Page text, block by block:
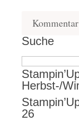
Suche
Suchen
nach:
Herbst-/
26